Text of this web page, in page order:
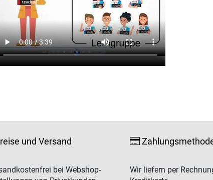
und Versand
bei Webshop-
Wir liefern per